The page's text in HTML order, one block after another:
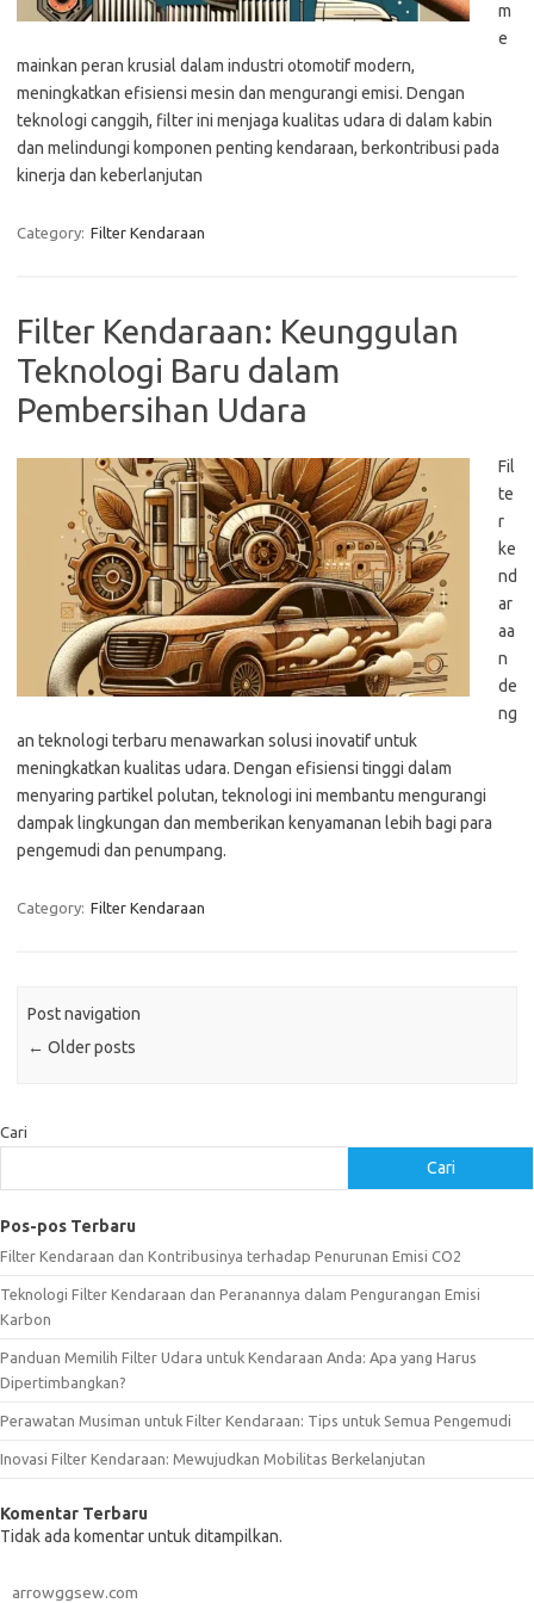
m
e
mainkan peran krusial dalam industri otomotif modern,
meningkatkan efisiensi mesin dan mengurangi emisi. Dengan
teknologi canggih, filter ini menjaga kualitas udara di dalam kabin
dan melindungi komponen penting kendaraan, berkontribusi pada
kinerja dan keberlanjutan
Category: Filter Kendaraan
Filter Kendaraan: Keunggulan
Teknologi Baru dalam
Pembersihan Udara
Fil
te
r
ke
nd
ar
aa
n
de
ng
an teknologi terbaru menawarkan solusi inovatif untuk
meningkatkan kualitas udara. Dengan efisiensi tinggi dalam
menyaring partikel polutan, teknologi ini membantu mengurangi
dampak lingkungan dan memberikan kenyamanan lebih bagi para
pengemudi dan penumpang.
Category: Filter Kendaraan
Post navigation
← Older posts
Cari
Cari
Pos-pos Terbaru
Filter Kendaraan dan Kontribusinya terhadap Penurunan Emisi CO2
Teknologi Filter Kendaraan dan Peranannya dalam Pengurangan Emisi
Karbon
Panduan Memilih Filter Udara untuk Kendaraan Anda: Apa yang Harus
Dipertimbangkan?
Perawatan Musiman untuk Filter Kendaraan: Tips untuk Semua Pengemudi
Inovasi Filter Kendaraan: Mewujudkan Mobilitas Berkelanjutan
Komentar Terbaru
Tidak ada komentar untuk ditampilkan.
arrowggsew.com